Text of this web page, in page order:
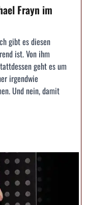
Frayn im
gibt es diesen
ist. Von ihm
geht es um
irgendwie
Und nein, damit